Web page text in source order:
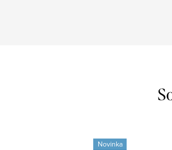
Novinka